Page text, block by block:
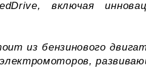
включая
из бензинового